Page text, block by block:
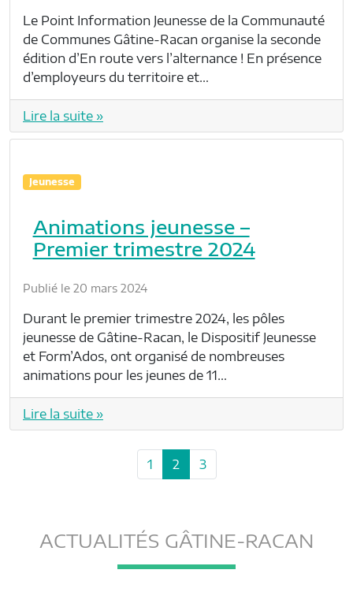
Le Point Information Jeunesse de la Communauté
de Communes Gâtine-Racan organise la seconde
édition d’En route vers l’alternance ! En présence
d’employeurs du territoire et…
Lire la suite »
Jeunesse
Animations jeunesse –
Premier trimestre 2024
Publié le 20 mars 2024
Durant le premier trimestre 2024, les pôles
jeunesse de Gâtine-Racan, le Dispositif Jeunesse
et Form’Ados, ont organisé de nombreuses
animations pour les jeunes de 11…
Lire la suite »
P
a
1
C
u
e
2
P
a
3
ACTUALITÉS GÂTINE-RACAN